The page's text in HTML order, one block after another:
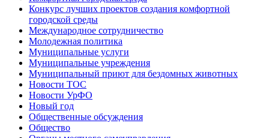
Конкурс лучших проектов создания комфортной
городской среды
Международное сотрудничество
Молодежная политика
Муниципальные услуги
Муниципальные учреждения
Муниципальный приют для бездомных животных
Новости ТОС
Новости УрФО
Новый год
Общественные обсуждения
Общество